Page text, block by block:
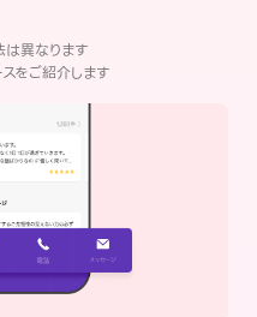
異なります
をご紹介します